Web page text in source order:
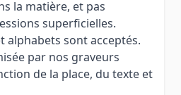
la matière, et pas
superficielles.
alphabets sont acceptés.
par nos graveurs
de la place, du texte et